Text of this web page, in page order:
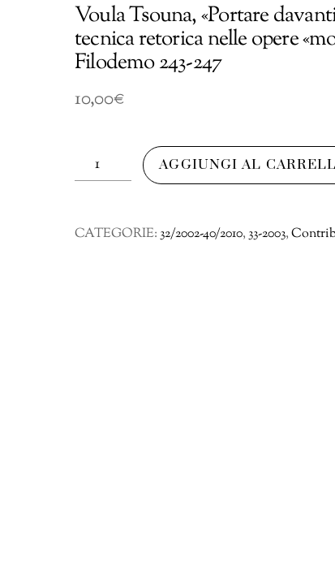
Voula Tsouna, «Portare
tecnica retorica nelle opere
Filodemo 243-247
10,00€
Voula
Tsouna,
davanti
AGGIUNGI AL
CATEGORIE:32/2002-40/2010,33-2003,